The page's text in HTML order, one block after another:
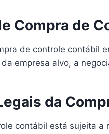
Compra de
de controle contábil
empresa alvo, a
da
contábil está sujeita a